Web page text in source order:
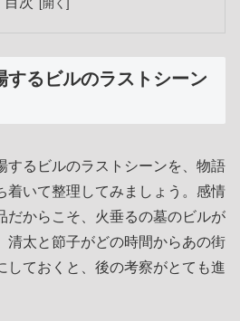
するビルのラストシーン
するビルのラストシーンを、物語
着いて整理してみましょう。感情
だからこそ、火垂るの墓のビルが
清太と節子がどの時間からあの街
しておくと、後の考察がとても進